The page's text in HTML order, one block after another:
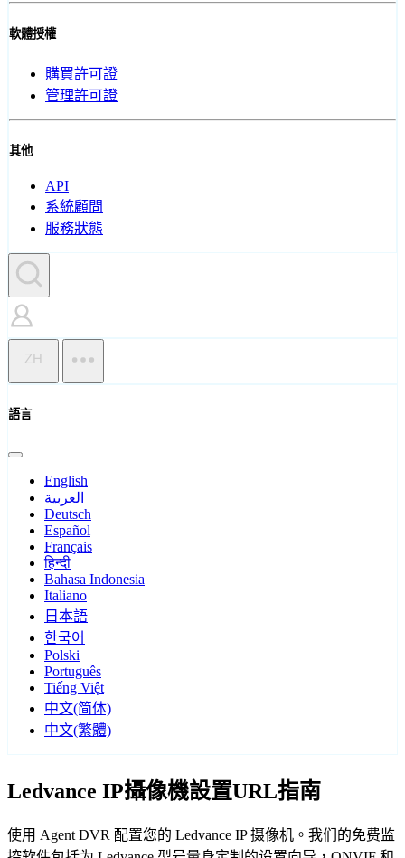
軟體授權
購買許可證
管理許可證
其他
API
系統顧問
服務狀態
ZH
語言
English
العربية
Deutsch
Español
Français
हिन्दी
Bahasa Indonesia
Italiano
日本語
한국어
Polski
Português
Tiếng Việt
中文(简体)
中文(繁體)
Ledvance IP攝像機設置URL指南
使用 Agent DVR 配置您的 Ledvance IP 摄像机。我们的免费监